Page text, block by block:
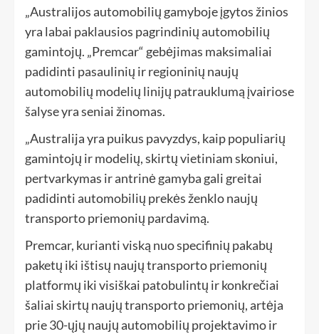
„Australijos automobilių gamyboje įgytos žinios
yra labai paklausios pagrindinių automobilių
gamintojų. „Premcar“ gebėjimas maksimaliai
padidinti pasaulinių ir regioninių naujų
automobilių modelių linijų patrauklumą įvairiose
šalyse yra seniai žinomas.
„Australija yra puikus pavyzdys, kaip populiarių
gamintojų ir modelių, skirtų vietiniam skoniui,
pertvarkymas ir antrinė gamyba gali greitai
padidinti automobilių prekės ženklo naujų
transporto priemonių pardavimą.
Premcar, kurianti viską nuo specifinių pakabų
paketų iki ištisų naujų transporto priemonių
platformų iki visiškai patobulintų ir konkrečiai
šaliai skirtų naujų transporto priemonių, artėja
prie 30-ųjų naujų automobilių projektavimo ir